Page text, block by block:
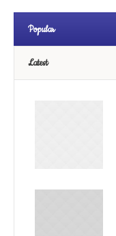
Popular
Latest